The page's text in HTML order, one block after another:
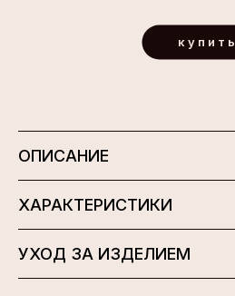
купить
ОПИСАНИЕ
ХАРАКТЕРИСТИКИ
УХОД ЗА ИЗДЕЛИЕМ